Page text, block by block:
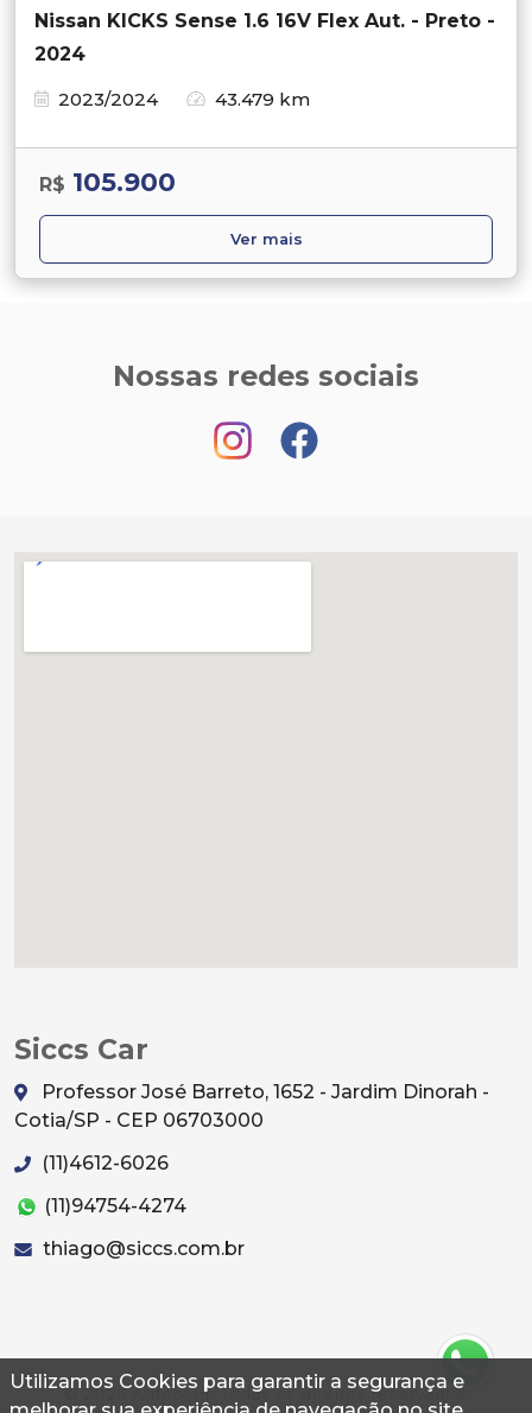
Utilizamos Cookies para garantir a segurança e
Nissan KICKS Sense 1.6 16V Flex Aut. - Preto -
2024
2023/2024
43.479 km
R$ 105.900
Ver mais
Nossas redes sociais
Siccs Car
Professor José Barreto, 1652 - Jardim Dinorah -
Cotia/SP - CEP 06703000
(11)4612-6026
(11)94754-4274
thiago@siccs.com.br
© 2026 Autoconf. Todos os direitos reservados.